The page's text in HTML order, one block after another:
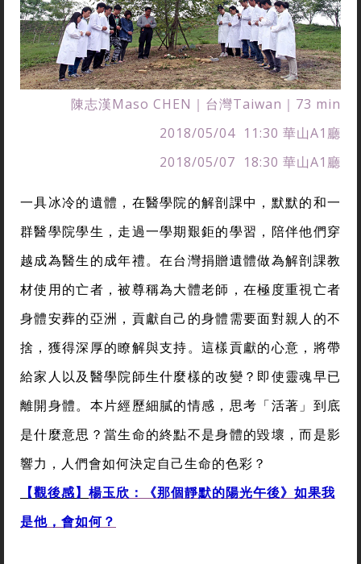
陳志漢Maso CHEN｜台灣Taiwan｜73 min
2018/05/04 11:30 華山A1廳
2018/05/07 18:30 華山A1廳
一具冰冷的遺體，在醫學院的解剖課中，默默的和一
群醫學院學生，走過一學期艱鉅的學習，陪伴他們穿
越成為醫生的成年禮。在台灣捐贈遺體做為解剖課教
材使用的亡者，被尊稱為大體老師，在極度重視亡者
身體安葬的亞洲，貢獻自己的身體需要面對親人的不
捨，獲得深厚的瞭解與支持。這樣貢獻的心意，將帶
給家人以及醫學院師生什麼樣的改變？即使靈魂早已
離開身體。本片經歷細膩的情感，思考「活著」到底
是什麼意思？當生命的終點不是身體的毀壞，而是影
響力，人們會如何決定自己生命的色彩？
【觀後感】 楊玉欣：《那個靜默的陽光午後》如果我
是他，會如何？